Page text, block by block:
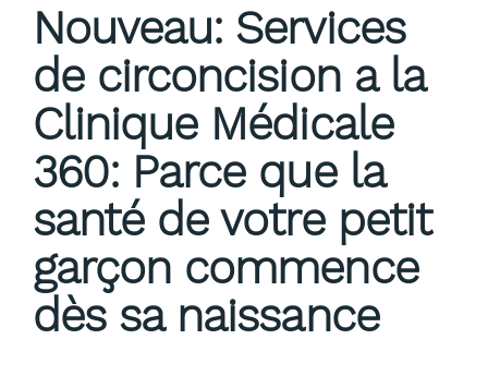
Nouveau: Services
de circoncision a la
Clinique Médicale
360: Parce que la
santé de votre petit
garçon commence
dès sa naissance